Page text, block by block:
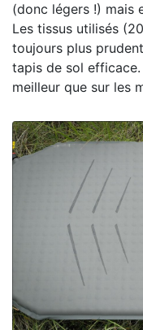
(donc légers !) mais
Les tissus utilisés
toujours plus
tapis de sol
meilleur que sur les